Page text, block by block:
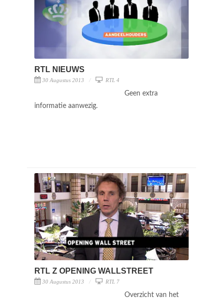
RTL NIEUWS
30 Augustus 2013 RTL 4
Geen extra
informatie aanwezig.
RTL Z OPENING WALLSTREET
30 Augustus 2013 RTL 7
Overzicht van het